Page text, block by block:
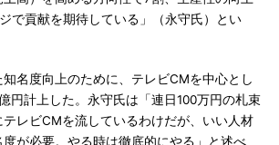
で貢献を期待している」（永守氏）とい
名度向上のために、テレビCMを中心とし
円計上した。永守氏は「連日100万円の札束
レビCMを流しているわけだが、いい人材
が必要。やる時は徹底的にやる」と述べ